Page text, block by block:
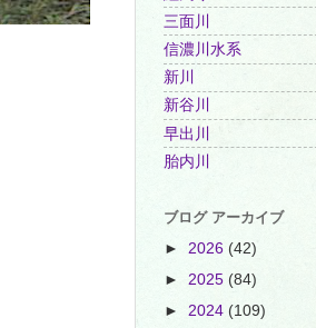
三面川
信濃川水系
新川
新谷川
早出川
胎内川
ブログ アーカイブ
► 2026 (42)
► 2025 (84)
► 2024 (109)